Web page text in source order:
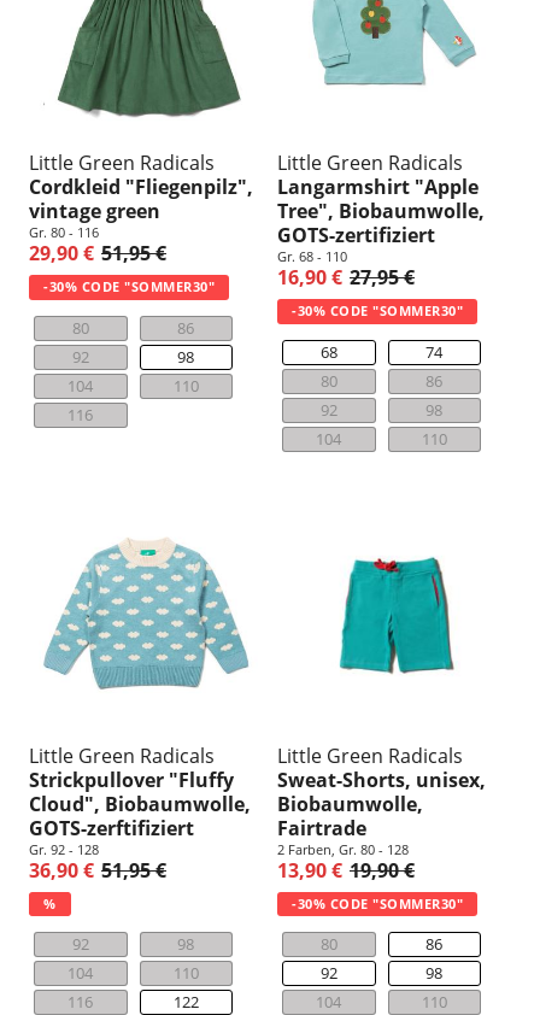
g
:
Little Green Radicals
Cordkleid "Fliegenpilz",
vintage green
Gr. 80 - 116
29,90 € 51,95 €
-30% CODE "SOMMER30"
80
86
92
98
104
110
116
Little Green Radicals
Langarmshirt "Apple
Tree", Biobaumwolle,
GOTS-zertifiziert
Gr. 68 - 110
16,90 € 27,95 €
-30% CODE "SOMMER30"
68
74
80
86
92
98
104
110
Little Green Radicals
Strickpullover "Fluffy
Cloud", Biobaumwolle,
GOTS-zerftifiziert
Gr. 92 - 128
36,90 € 51,95 €
%
92
98
104
110
116
122
Little Green Radicals
Sweat-Shorts, unisex,
Biobaumwolle,
Fairtrade
2 Farben, Gr. 80 - 128
13,90 € 19,90 €
-30% CODE "SOMMER30"
80
86
92
98
104
110